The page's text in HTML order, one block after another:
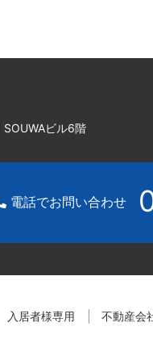
SOUWAビル6階
電話でお問い合わせ
入居者様専用 不動産会